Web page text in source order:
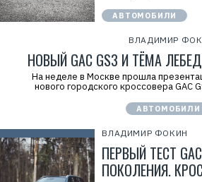
АВТОМОБИЛИ
ВЛАДИМИР
НОВЫЙ GAC GS3 И ТЁМА
На неделе в Москве прошла
нового городского кроссовера GAC
АВТОМОБИЛИ
ВЛАДИМИР ФОКИН
ПЕРВЫЙ ТЕСТ
ПОКОЛЕНИЯ.